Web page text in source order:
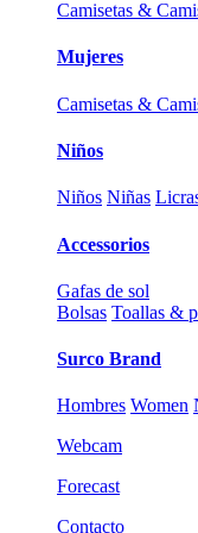
Camisetas &
Mujeres
Camisetas &
Niños
Niños Niñas
Accessorios
Gafas de sol
Bolsas Toallas &
Surco Brand
Hombres Women
Webcam
Forecast
Contacto